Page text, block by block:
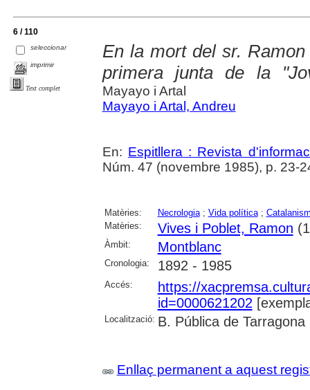
6 / 110
seleccionar
imprimir
Text complet
En la mort del sr.
primera junta de la
Mayayo i Artal
Mayayo i Artal, Andreu
En: Espitllera : Revista
Núm. 47 (novembre 1985), p. 23-
Matèries: Necrologia; Vida política;
Matèries:
Vives i Poblet, Ramon
Àmbit: Montblanc
Cronologia: 1892 - 1985
Accés:
https://
id=0000621202
Localització: B. Pública de Tarragona
Enllaç permanent a aquest